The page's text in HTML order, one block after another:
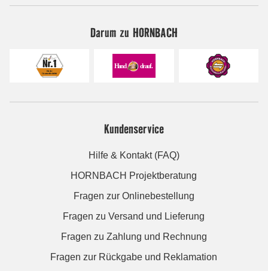
Darum zu HORNBACH
Kundenservice
Hilfe & Kontakt (FAQ)
HORNBACH Projektberatung
Fragen zur Onlinebestellung
Fragen zu Versand und Lieferung
Fragen zu Zahlung und Rechnung
Fragen zur Rückgabe und Reklamation